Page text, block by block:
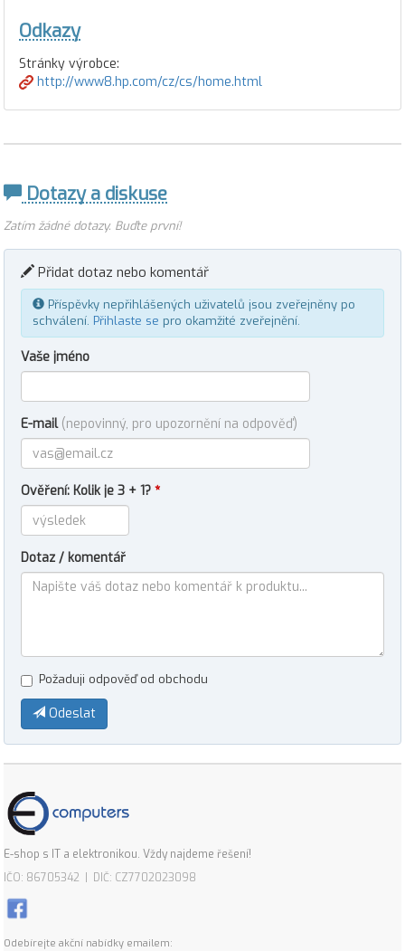
Odkazy
Stránky výrobce:
http://www8.hp.com/cz/cs/home.html
Dotazy a diskuse
Zatím žádné dotazy. Buďte první!
Přidat dotaz nebo komentář
Příspěvky nepřihlášených uživatelů jsou zveřejněny po
schválení. Přihlaste se pro okamžité zveřejnění.
Vaše jméno
E-mail (nepovinný, pro upozornění na odpověď)
Ověření: Kolik je 3 + 1? *
Dotaz / komentář
Požaduji odpověď od obchodu
Odeslat
E-shop s IT a elektronikou. Vždy najdeme řešení!
IČO: 86705342 | DIČ: CZ7702023098
Odebírejte akční nabídky emailem: